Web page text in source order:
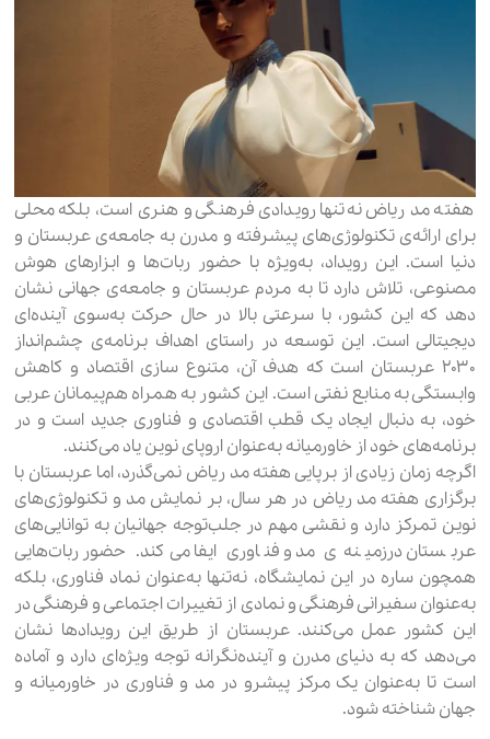
هفته مد ریاض نه‌تنها رویدادی فرهنگی و هنری است، بلکه محلی
برای ارائه‌ی تکنولوژی‌های پیشرفته و مدرن به جامعه‌ی عربستان و
دنیا است. این رویداد، به‌ویژه با حضور ربات‌ها و ابزارهای هوش
مصنوعی، تلاش دارد تا به مردم عربستان و جامعه‌ی جهانی نشان
دهد که این کشور، با سرعتی بالا در حال حرکت به‌سوی آینده‌ای
دیجیتالی است. این توسعه در راستای اهداف برنامه‌ی چشم‌انداز
۲۰۳۰ عربستان است که هدف آن، متنوع سازی اقتصاد و کاهش
وابستگی به منابع نفتی است. این کشور به همراه هم‌پیمانان عربی
خود، به دنبال ایجاد یک قطب اقتصادی و فناوری جدید است و در
برنامه‌های خود از خاورمیانه به‌عنوان اروپای نوین یاد می‌کنند.
اگرچه زمان زیادی از برپایی هفته مد ریاض نمی‌گذرد، اما عربستان با
برگزاری هفته مد ریاض در هر سال، بر نمایش مد و تکنولوژی‌های
نوین تمرکز دارد و نقشی مهم در جلب‌توجه جهانیان به توانایی‌های
عربستان درزمینه‌ی مد و فناوری ایفا می‌کند. حضور ربات‌هایی
همچون ساره در این نمایشگاه، نه‌تنها به‌عنوان نماد فناوری، بلکه
به‌عنوان سفیرانی فرهنگی و نمادی از تغییرات اجتماعی و فرهنگی در
این کشور عمل می‌کنند. عربستان از طریق این رویدادها نشان
می‌دهد که به دنیای مدرن و آینده‌نگرانه توجه ویژه‌ای دارد و آماده
است تا به‌عنوان یک مرکز پیشرو در مد و فناوری در خاورمیانه و
جهان شناخته شود.